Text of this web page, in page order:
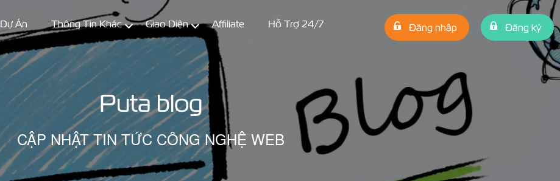
Dự Án Thông Tin Khác Giao Diện Affiliate Hỗ Trợ 24/7 Đăng nhập Đăng ký
Puta blog
CẬP NHẬT TIN TỨC CÔNG NGHỆ WEB